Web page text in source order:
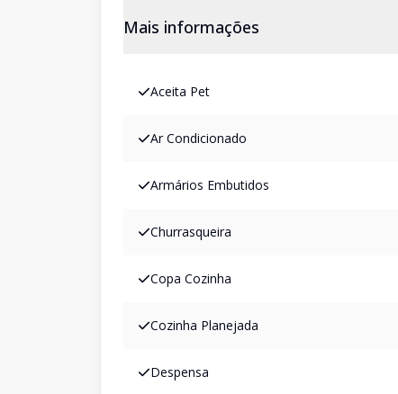
Mais informações
Aceita Pet
Ar Condicionado
Armários Embutidos
Churrasqueira
Copa Cozinha
Cozinha Planejada
Despensa